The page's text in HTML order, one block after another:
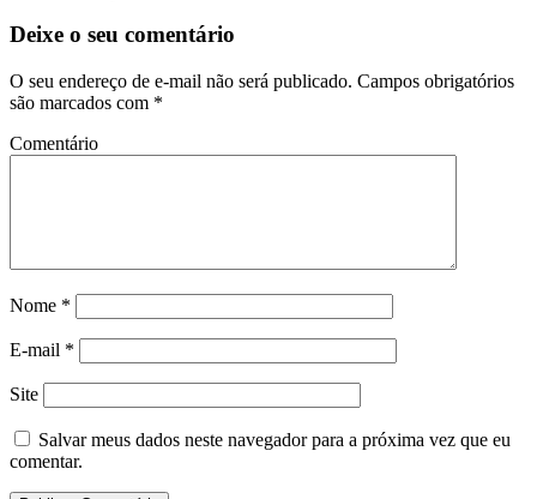
Deixe o seu comentário
O seu endereço de e-mail não será publicado. Campos obrigatórios
são marcados com *
Comentário
Nome *
E-mail *
Site
Salvar meus dados neste navegador para a próxima vez que eu
comentar.